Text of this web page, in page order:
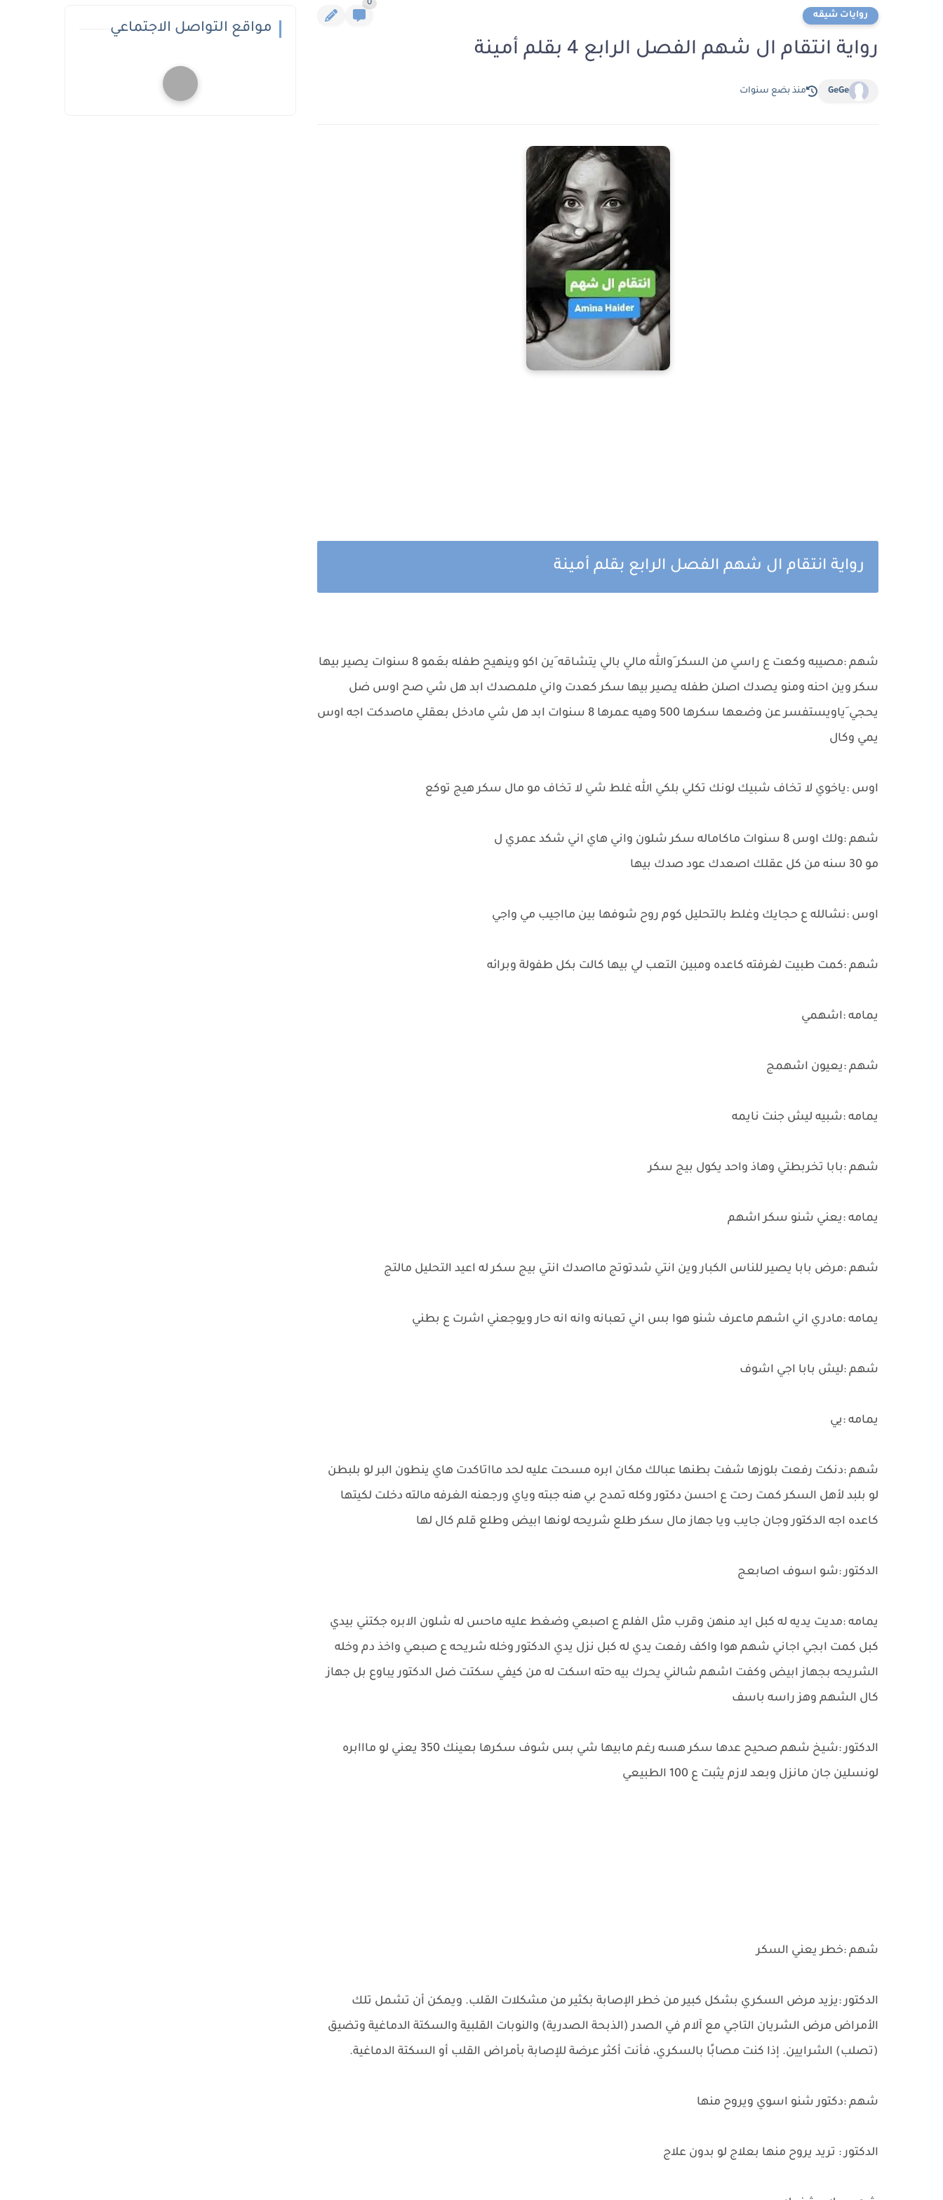
روايات شيقه
0
رواية انتقام ال شهم الفصل الرابع 4 بقلم أمينة
GeGe منذ بضع سنوات
رواية انتقام ال شهم الفصل الرابع بقلم أمينة
شهم :مصيبه وكعت ع راسي من السكر َوالله مالي بالي يتشاقه َين اكو وينهيح طفله بعَمو 8 سنوات يصير بيها
سكر وين احنه ومنو يصدك اصلن طفله يصير بيها سكر كعدت واني ملمصدك ابد هل شي صح اوس ضل
يحجي َياويستفسر عن وضعها سكرها 500 وهيه عمرها 8 سنوات ابد هل شي مادخل بعقلي ماصدكت اجه اوس
يمي وكال
اوس :ياخوي لا تخاف شبيك لونك تكلي بلكي الله غلط شي لا تخاف مو مال سكر هيج توكع
شهم :ولك اوس 8 سنوات ماكاماله سكر شلون واني هاي اني شكد عمري ل
مو 30 سنه من كل عقلك اصعدك عود صدك بيها
اوس :نشالله ع حجايك وغلط بالتحليل كوم روح شوفها بين مااجيب مي واجي
شهم :كمت طبيت لغرفته كاعده ومبين التعب لي بيها كالت بكل طفولة وبرائه
يمامه :اشهمي
شهم :يعيون اشهمج
يمامه :شبيه ليش جنت نايمه
شهم :بابا تخربطتي وهاذ واحد يكول بيج سكر
يمامه :يعني شنو سكر اشهم
شهم :مرض بابا يصير للناس الكبار وين انتي شدتوتج مااصدك انتي بيج سكر له اعيد التحليل مالتج
يمامه :مادري اني اشهم ماعرف شنو هوا بس اني تعبانه وانه انه حار ويوجعني اشرت ع بطني
شهم :ليش بابا اجي اشوف
يمامه :يي
شهم :دنكت رفعت بلوزها شفت بطنها عبالك مكان ابره مسحت عليه لحد مااتاكدت هاي ينطون البر لو بلبطن
لو بلبد لأهل السكر كمت رحت ع احسن دكتور وكله تمدح بي هنه جبته وياي ورجعنه الغرفه مالته دخلت لكيتها
كاعده اجه الدكتور وجان جايب ويا جهاز مال سكر طلع شريحه لونها ابيض وطلع قلم كال لها
الدكتور :شو اسوف اصابعج
يمامه :مديت يديه له كبل ايد منهن وقرب مثل الفلم ع اصبعي وضغط عليه ماحس له شلون الابره جكتني بيدي
كبل كمت ابجي اجاني شهم هوا واكف رفعت يدي له كبل نزل يدي الدكتور وخله شريحه ع صبعي واخذ دم وخله
الشريحه بجهاز ابيض وكفت اشهم شالني يحرك بيه حته اسكت له من كيفي سكتت ضل الدكتور يباوع بل جهاز
كال الشهم وهز راسه باسف
الدكتور :شيخ شهم صحيح عدها سكر هسه رغم مابيها شي بس شوف سكرها بعينك 350 يعني لو مااابره
لونسلين جان مانزل وبعد لازم يثبت ع 100 الطبيعي
شهم :خطر يعني السكر
الدكتور :يزيد مرض السكري بشكل كبير من خطر الإصابة بكثير من مشكلات القلب. ويمكن أن تشمل تلك
الأمراض مرض الشريان التاجي مع آلام في الصدر (الذبحة الصدرية) والنوبات القلبية والسكتة الدماغية وتضيق
(تصلب) الشرايين. إذا كنت مصابًا بالسكري، فأنت أكثر عرضة للإصابة بأمراض القلب أو السكتة الدماغية.
شهم :دكتور شنو اسوي ويروح منها
الدكتور : تريد يروح منها بعلاج لو بدون علاج
مواقع التواصل الاجتماعي